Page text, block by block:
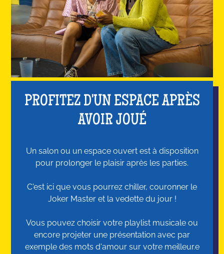
PROFITEZ D'UN ESPACE APRÈS
AVOIR JOUÉ
Un salon ou un espace ouvert est à disposition
pour prolonger le plaisir après les parties.
C'est ici que vous pourrez chiller, couronner le
Joker Master et la vedette du jour !
Vous pouvez choisir votre playlist musicale ou
encore projeter une présentation avec par
exemple des mots d'amour sur votre meilleur.e